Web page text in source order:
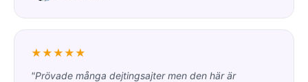
★★★★★
"Prövade många dejtingsajter men den här är